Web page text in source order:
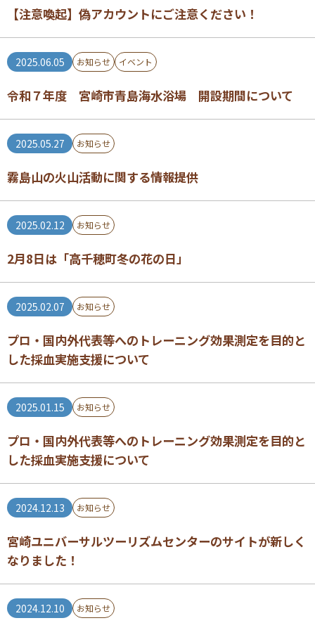
【注意喚起】偽アカウントにご注意ください！
2025.06.05 お知らせ イベント
令和７年度 宮崎市青島海水浴場 開設期間について
2025.05.27 お知らせ
霧島山の火山活動に関する情報提供
2025.02.12 お知らせ
2月8日は「高千穂町冬の花の日」
2025.02.07 お知らせ
プロ・国内外代表等へのトレーニング効果測定を目的と
した採血実施支援について
2025.01.15 お知らせ
プロ・国内外代表等へのトレーニング効果測定を目的と
した採血実施支援について
2024.12.13 お知らせ
宮崎ユニバーサルツーリズムセンターのサイトが新しく
なりました！
2024.12.10 お知らせ